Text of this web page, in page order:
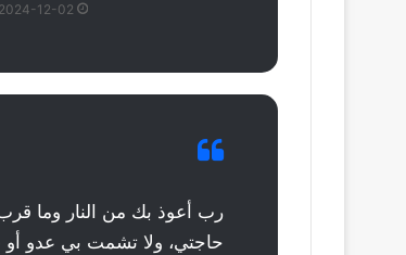
2024-12-02
رب أعوذ بك من النار وما
حاجتي، ولا تشمت بي عدو أو